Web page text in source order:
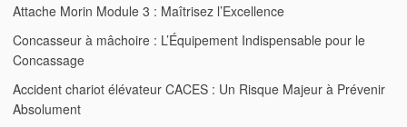
Attache Morin Module 3 : Maîtrisez l’Excellence
Concasseur à mâchoire : L’Équipement Indispensable pour le
Concassage
Accident chariot élévateur CACES : Un Risque Majeur à Prévenir
Absolument